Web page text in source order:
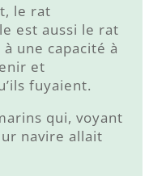
le rat
est aussi le rat
une capacité à
et
fuyaient.
qui, voyant
navire allait